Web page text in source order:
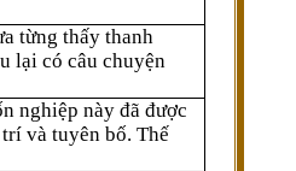
từng thấy thanh
lại có câu chuyện
nghiệp này đã được
và tuyên bố. Thế